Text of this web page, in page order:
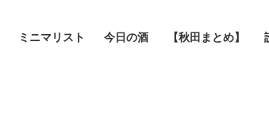
ミニマリスト 今日の酒 【秋田まとめ】